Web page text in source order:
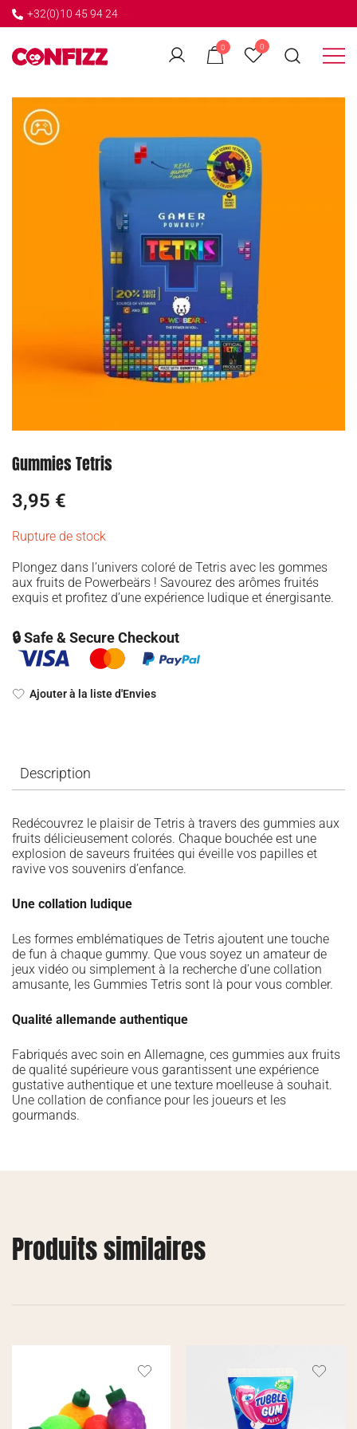
+32(0)10 45 94 24
0 0
← GO BACK
Gummies Tetris
3,95 €
Rupture de stock
Plongez dans l’univers coloré de Tetris avec les gommes
aux fruits de Powerbeärs ! Savourez des arômes fruités
exquis et profitez d’une expérience ludique et énergisante.
🔒 Safe & Secure Checkout
Ajouter à la liste d'Envies
Description
Redécouvrez le plaisir de Tetris à travers des gummies aux
fruits délicieusement colorés. Chaque bouchée est une
explosion de saveurs fruitées qui éveille vos papilles et
ravive vos souvenirs d’enfance.
Une collation ludique
Les formes emblématiques de Tetris ajoutent une touche
de fun à chaque gummy. Que vous soyez un amateur de
jeux vidéo ou simplement à la recherche d’une collation
amusante, les Gummies Tetris sont là pour vous combler.
Qualité allemande authentique
Fabriqués avec soin en Allemagne, ces gummies aux fruits
de qualité supérieure vous garantissent une expérience
gustative authentique et une texture moelleuse à souhait.
Une collation de confiance pour les joueurs et les
gourmands.
Produits similaires